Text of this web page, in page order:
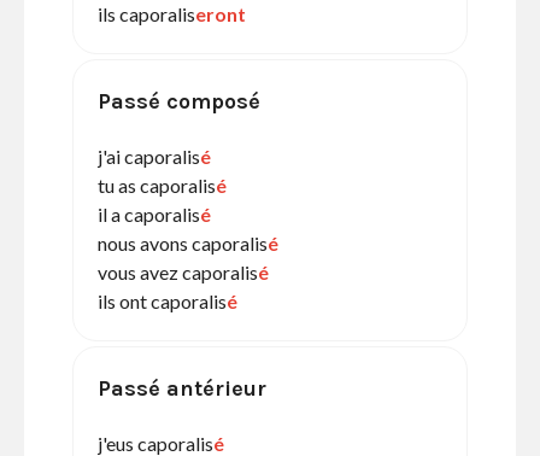
ils caporaliseront
Passé composé
j'ai caporalisé
tu as caporalisé
il a caporalisé
nous avons caporalisé
vous avez caporalisé
ils ont caporalisé
Passé antérieur
j'eus caporalisé